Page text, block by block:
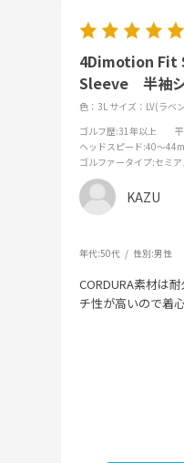
4Dimotion Fit
Sleeve 半袖
色：3L サイズ：LV(ラベ
ゴルフ歴:31年以上
ヘッドスピード:40～
ゴルファータイプ:セミ
KAZU
年代:50代 性別:男性
CORDURA素材は
チ性が高いので着